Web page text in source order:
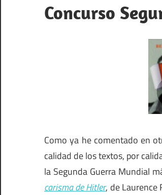
Concurso
Como ya he comentado en
calidad de los textos, por
la Segunda Guerra Mundial
carisma de Hitler, de Laurence